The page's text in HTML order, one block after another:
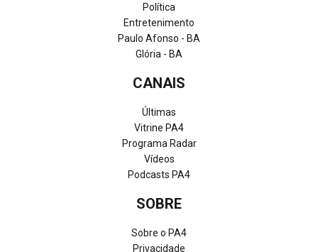
Política
Entretenimento
Paulo Afonso - BA
Glória - BA
CANAIS
Últimas
Vitrine PA4
Programa Radar
Vídeos
Podcasts PA4
SOBRE
Sobre o PA4
Privacidade